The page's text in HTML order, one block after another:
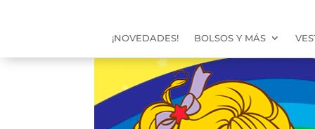
¡NOVEDADES! BOLSOS Y MÁS